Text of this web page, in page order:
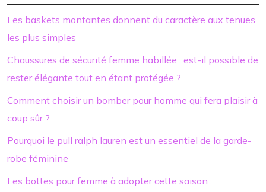
Les baskets montantes donnent du caractère aux tenues
les plus simples
Chaussures de sécurité femme habillée : est-il possible de
rester élégante tout en étant protégée ?
Comment choisir un bomber pour homme qui fera plaisir à
coup sûr ?
Pourquoi le pull ralph lauren est un essentiel de la garde-
robe féminine
Les bottes pour femme à adopter cette saison :